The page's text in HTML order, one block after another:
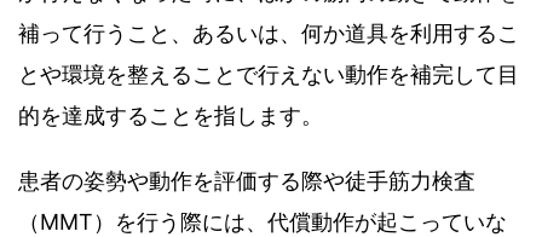
補って行うこと、あるいは、何か道具を利用するこ
とや環境を整えることで行えない動作を補完して目
的を達成することを指します。
患者の姿勢や動作を評価する際や徒手筋力検査
（MMT）を行う際には、代償動作が起こっていな